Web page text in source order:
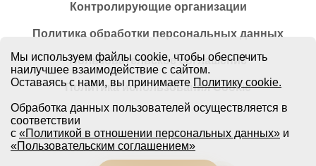
Контролирующие организации
Политика обработки персональных данных
Пользовательское соглашение
Политика использования Cookie
Мы используем файлы cookie, чтобы обеспечить
наилучшее взаимодействие с сайтом.
Оставаясь с нами, вы принимаете Политику cookie.
Обработка данных пользователей осуществляется в
соответствии
с «Политикой в отношении персональных данных» и
«Пользовательским соглашением»